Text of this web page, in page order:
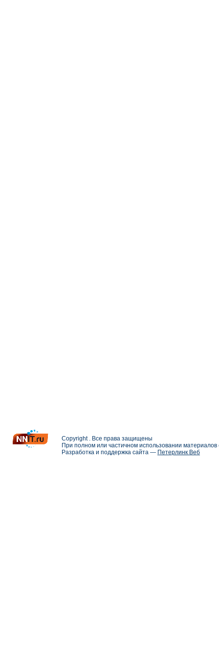
Copyright . Все права защищены
При полном или частичном использовании
Разработка и поддержка сайта — Петерлинк Веб